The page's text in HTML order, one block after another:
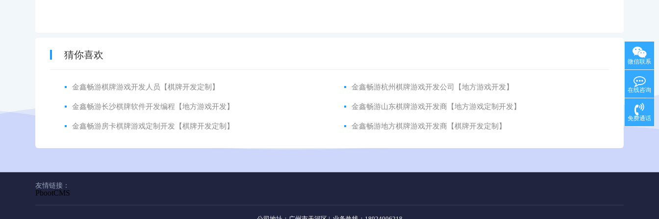
猜你喜欢
金鑫畅游棋牌游戏开发人员【棋牌开发定制】 金鑫畅游杭州棋牌游戏开发公司【地方游戏开发】
金鑫畅游长沙棋牌软件开发编程【地方游戏开发】 金鑫畅游山东棋牌游戏开发商【地方游戏定制开发】
金鑫畅游房卡棋牌游戏定制开发【棋牌开发定制】 金鑫畅游地方棋牌游戏开发商【棋牌开发定制】
友情链接：
PbootCMS
微信联系
在线咨询
免费通话